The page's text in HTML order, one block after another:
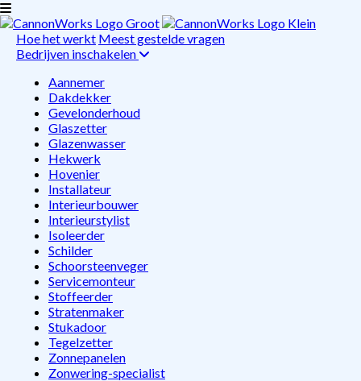
Hoe het werkt Meest gestelde vragen
Bedrijven inschakelen
Aannemer
Dakdekker
Gevelonderhoud
Glaszetter
Glazenwasser
Hekwerk
Hovenier
Installateur
Interieurbouwer
Interieurstylist
Isoleerder
Schilder
Schoorsteenveger
Servicemonteur
Stoffeerder
Stratenmaker
Stukadoor
Tegelzetter
Zonnepanelen
Zonwering-specialist